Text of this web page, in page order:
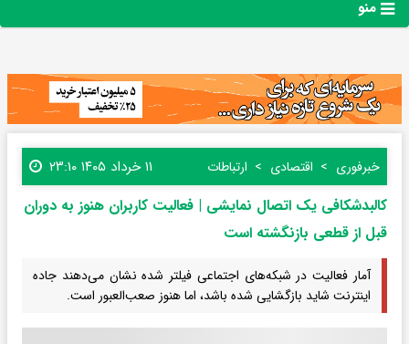
منو
خبرفوری اقتصادی ارتباطات ۱۱ خرداد ۱۴۰۵ ۲۳:۱۰
کالبدشکافی یک اتصال نمایشی | فعالیت کاربران هنوز به دوران
قبل از قطعی بازنگشته است
آمار فعالیت در شبکه‌های اجتماعی فیلتر شده نشان می‌دهند جاده
اینترنت شاید بازگشایی شده باشد، اما هنوز صعب‌العبور است.